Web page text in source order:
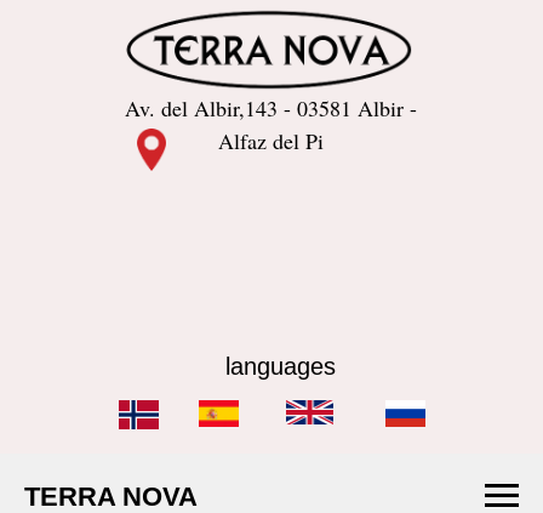
Av. del Albir,143 - 03581 Albir -
Alfaz del Pi
languages
TERRA NOVA